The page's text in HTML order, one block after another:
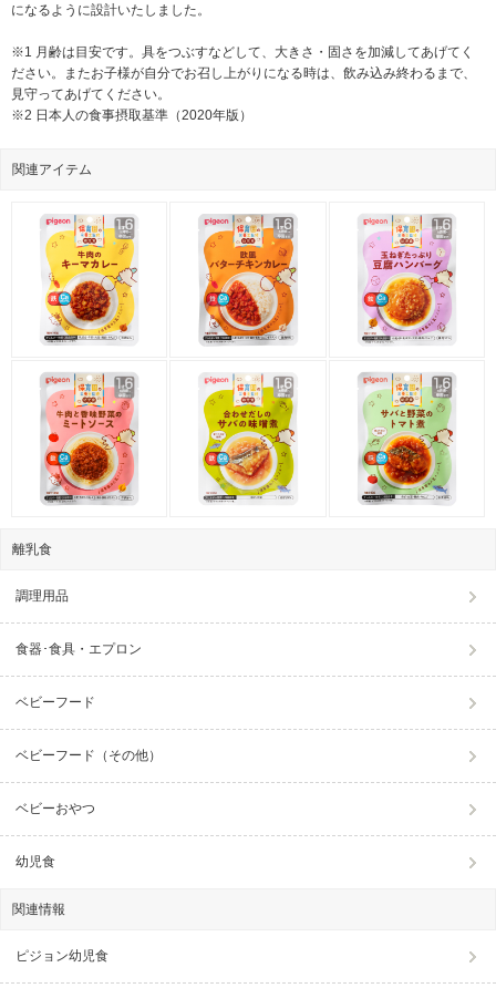
になるように設計いたしました。
※1 月齢は目安です。具をつぶすなどして、大きさ・固さを加減してあげてく
ださい。またお子様が自分でお召し上がりになる時は、飲み込み終わるまで、
見守ってあげてください。
※2 日本人の食事摂取基準（2020年版）
関連アイテム
離乳食
調理用品
食器･食具・エプロン
ベビーフード
ベビーフード（その他）
ベビーおやつ
幼児食
関連情報
ピジョン幼児食